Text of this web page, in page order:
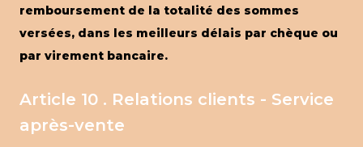
remboursement de la totalité des sommes
versées, dans les meilleurs délais par chèque ou
par virement bancaire.
Article 10 . Relations clients - Service
après-vente